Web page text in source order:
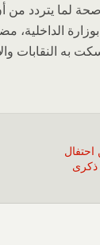
لما يتردد من
الداخلية،
به النقابات
احتفال
ذكرى